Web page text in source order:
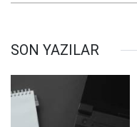
SON YAZILAR